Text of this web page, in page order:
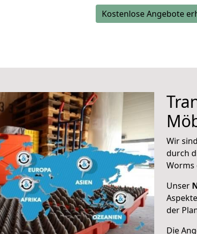
Kostenlose Angebote
Wir sind
durch
Worms
Unser
der
Die